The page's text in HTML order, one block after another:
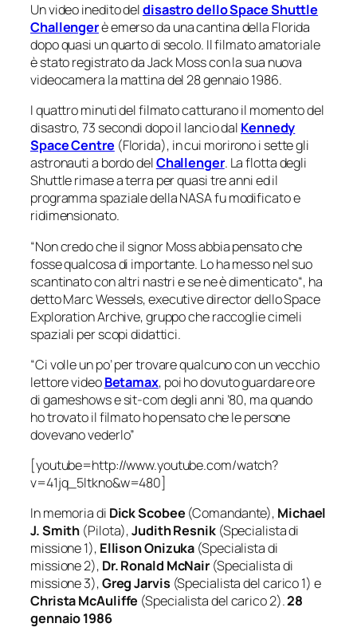
Un video inedito deldisastro dello Space Shuttle
Challengerè emerso da una cantina della Florida
dopo quasi un quarto di secolo. Il filmato amatoriale
è stato registrato da Jack Moss con la sua nuova
videocamera la mattina del 28 gennaio 1986.
I quattro minuti del filmato catturano il momento del
disastro, 73 secondi dopo il lancio dal Kennedy
Space Centre (Florida), in cui morirono i sette gli
astronauti a bordo delChallenger. La flotta degli
Shuttle rimase a terra per quasi tre anni ed il
programma spaziale della NASA fu modificato e
ridimensionato.
“Non credo che il signor Moss abbia pensato che
fosse qualcosa di importante. Lo ha messo nel suo
scantinato con altri nastri e se ne è dimenticato“, ha
detto Marc Wessels, executive director dello Space
Exploration Archive, gruppo che raccoglie cimeli
spaziali per scopi didattici.
“Ci volle un po’ per trovare qualcuno con un vecchio
lettore videoBetamax, poi ho dovuto guardare ore
di gameshows e sit-com degli anni ’80, ma quando
ho trovato il filmato ho pensato che le persone
dovevano vederlo”
[youtube=http://www.youtube.com/watch?
v=41jq_5ltkno&w=480]
In memoria di Dick Scobee (Comandante), Michael
J. Smith (Pilota),Judith Resnik(Specialista di
missione 1), Ellison Onizuka (Specialista di
missione 2), Dr. Ronald McNair (Specialista di
missione 3),Greg Jarvis (Specialista del carico 1) e
Christa McAuliffe (Specialista del carico 2).28
gennaio 1986